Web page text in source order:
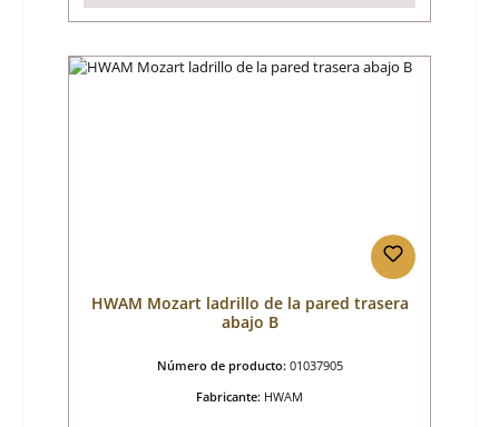
HWAM Mozart ladrillo de la pared trasera
abajo B
Número de producto: 01037905
Fabricante: HWAM